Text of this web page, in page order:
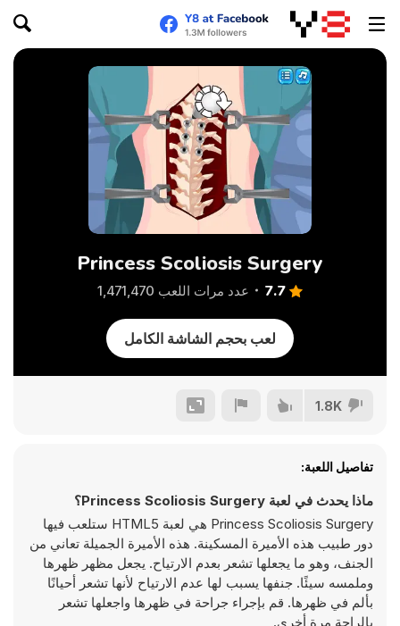
Princess Scoliosis Surgery
7.7 عدد مرات اللعب 1,471,470
لعب بحجم الشاشة الكامل
1.8K
تفاصيل اللعبة:
ماذا يحدث في لعبة Princess Scoliosis Surgery؟
Princess Scoliosis Surgery هي لعبة HTML5 ستلعب فيها
دور طبيب هذه الأميرة المسكينة. هذه الأميرة الجميلة تعاني من
الجنف، وهو ما يجعلها تشعر بعدم الارتياح. يجعل مظهر ظهرها
وملمسه سيئًا. جنفها يسبب لها عدم الارتياح لأنها تشعر أحيانًا
بألم في ظهرها. قم بإجراء جراحة في ظهرها واجعلها تشعر
بالراحة مرة أخرى.